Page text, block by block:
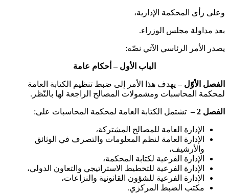
وعلى رأي المحكمة الإدارية،
بعد مداولة مجلس الوزراء.
يصدر الأمر الرئاسي الآتي نصّه:
الباب الأول – أحكام عامة
الفصل الأوّل –يهدف هذا الأمر إلى ضبط تنظيم الكتابة العامة
لمحكمة المحاسبات ومشمولات المصالح الراجعة لها بالنّظر.
الفصل 2 – تشتمل الكتابة العامة لمحكمة المحاسبات على:
الإدارة العامة للمصالح المشتركة،
الإدارة العامة لنظم المعلومات والتصرف في الوثائق
والأرشيف،
الإدارة الفرعية لكتابة المحكمة،
الإدارة الفرعية للتخطيط الاستراتيجي والتعاون الدولي،
الإدارة الفرعية للشؤون القانونية والنزاعات،
مكتب الضبط المركزي.